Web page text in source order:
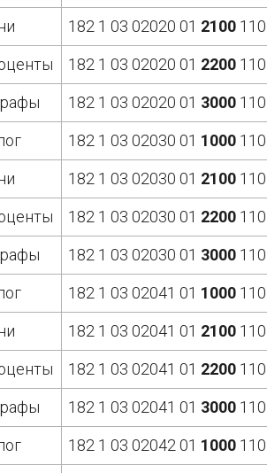
182 1 03 02020 01 2100 110
182 1 03 02020 01 2200 110
182 1 03 02020 01 3000 110
182 1 03 02030 01 1000 110
182 1 03 02030 01 2100 110
182 1 03 02030 01 2200 110
182 1 03 02030 01 3000 110
182 1 03 02041 01 1000 110
182 1 03 02041 01 2100 110
182 1 03 02041 01 2200 110
182 1 03 02041 01 3000 110
182 1 03 02042 01 1000 110